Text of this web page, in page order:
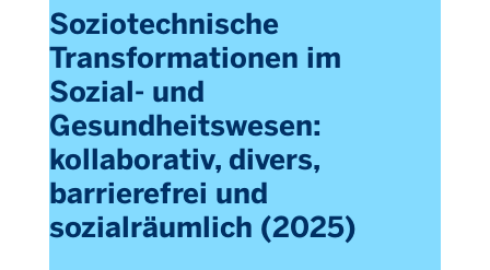
Soziotechnische
Transformationen im
Sozial- und
Gesundheitswesen:
kollaborativ, divers,
barrierefrei und
sozialräumlich (2025)